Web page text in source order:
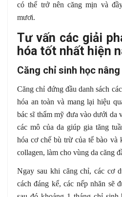
có thể trở nên căng mịn và
mươi.
Tư vấn các giải
hóa tốt nhất hiện
Căng chỉ sinh học
Căng chỉ đứng đầu danh sách
hóa an toàn và mang lại hiệu
bác sĩ thẩm mỹ đưa vào dưới da
các mô của da giúp gia tăng
hóa cơ chế bù trừ của tế bào và
collagen, làm cho vùng da căng
Ngay sau khi căng chỉ, các cơ
cách đáng kể, các nếp nhăn sẽ